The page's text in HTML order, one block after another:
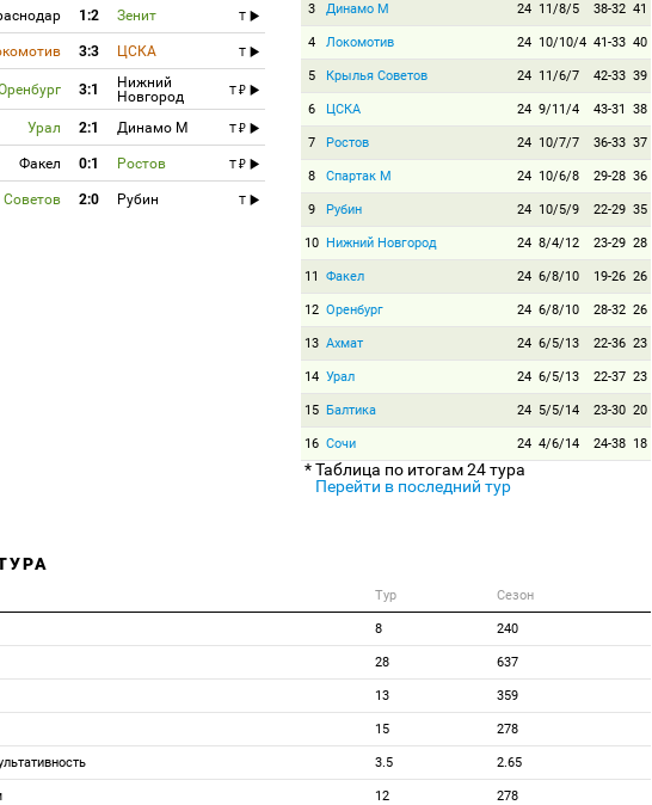
1:2 Зенит T
3:3 ЦСКА
T
3:1
Нижний
Новгород
T
Урал 2:1 Динамо М T
Факел 0:1 Ростов T
2:0 Рубин T
3 Динамо М 24 11/8/5 38-32 41
4 Локомотив 24 10/10/4 41-33 40
5 Крылья Советов 24 11/6/7 42-33 39
6 ЦСКА 24 9/11/4 43-31 38
7 Ростов 24 10/7/7 36-33 37
8 Спартак М 24 10/6/8 29-28 36
9 Рубин 24 10/5/9 22-29 35
10 Нижний Новгород 24 8/4/12 23-29 28
11 Факел 24 6/8/10 19-26 26
12 Оренбург 24 6/8/10 28-32 26
13 Ахмат 24 6/5/13 22-36 23
14 Урал 24 6/5/13 22-37 23
15 Балтика 24 5/5/14 23-30 20
16 Сочи 24 4/6/14 24-38 18
* Таблица по итогам 24 тура
Перейти в последний тур
Тур Сезон
8 240
28 637
13 359
15 278
3.5 2.65
12 278